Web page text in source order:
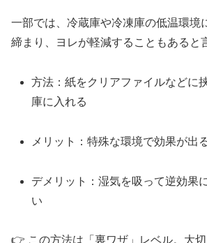
一部では、冷蔵庫や冷凍庫の低温環境
締まり、ヨレが軽減することもあると
方法：紙をクリアファイルなどに
庫に入れる
メリット：特殊な環境で効果が出
デメリット：湿気を吸って逆効果
い
👉 この方法は「裏ワザ」レベル。大